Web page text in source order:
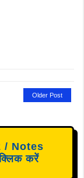
Older Post
/ Notes
करें